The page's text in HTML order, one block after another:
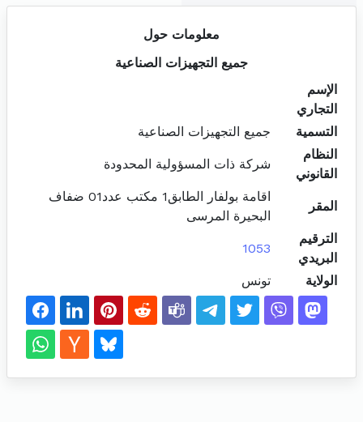
معلومات حول
جميع التجهيزات الصناعية
الإسم
التجاري
التسمية
جميع التجهيزات الصناعية
النظام
القانوني
شركة ذات المسؤولية المحدودة
المقر
اقامة بولفار الطابق1 مكتب عدد01 ضفاف
البحيرة المرسى
الترقيم
البريدي
1053
الولاية تونس